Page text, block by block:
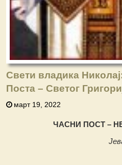
Свети владика
Поста – Светог
март 19, 2022
ЧАСНИ ПОСТ –